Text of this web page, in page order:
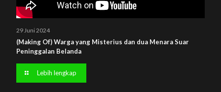
29 Juni 2024
(Making Of) Warga yang Misterius dan dua Menara Suar
Peninggalan Belanda
Lebih lengkap